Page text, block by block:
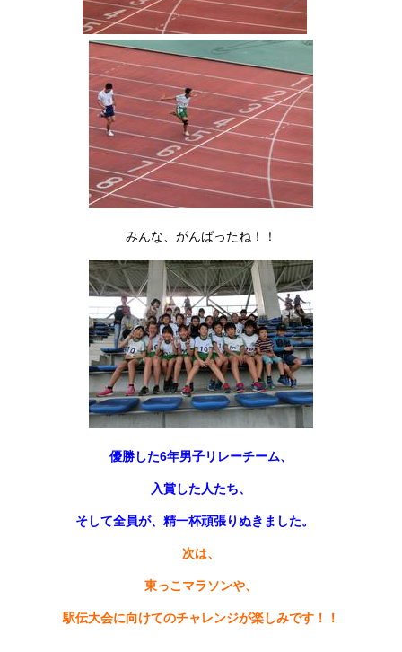
みんな、がんばったね！！
優勝した6年男子リレーチーム、
入賞した人たち、
そして全員が、精一杯頑張りぬきました。
次は、
東っこマラソンや、
駅伝大会に向けてのチャレンジが楽しみです！！